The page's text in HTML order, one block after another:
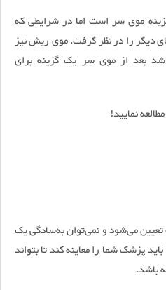
موی سر است اما در شرایطی که
دیگر را در نظر گرفت. موی ریش نیز
بعد از موی سر یک گزینه برای
نمایید!
می‌شود و نمی‌توان به‌سادگی یک
پزشک شما را معاینه کند تا بتواند
باشد.